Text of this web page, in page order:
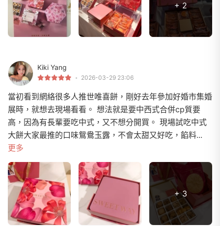
+ 2
Kiki Yang
2026-03-29 23:06
當初看到網絡很多人推世唯喜餅，剛好去年參加好婚市集婚
展時，就想去現場看看。 想法就是要中西式合併cp質要
高，因為有長輩要吃中式，又不想分開買。 現場試吃中式
大餅大家最推的口味鴛鴦玉露，不會太甜又好吃，餡料...
更多
+ 3